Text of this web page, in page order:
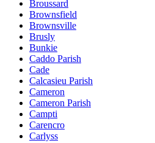
Broussard
Brownsfield
Brownsville
Brusly
Bunkie
Caddo Parish
Cade
Calcasieu Parish
Cameron
Cameron Parish
Campti
Carencro
Carlyss